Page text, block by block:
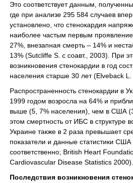
Это соответствует данным,
где при анализе 295 584 случаев
установлено, что стенокардия
наиболее частым первым
27%, внезапная смерть – 14% и
13% (Sutcliffe S. с соавт., 2003). При
возникновения стенокардии в год
населения старше 30 лет (Elveback L.
Распространенность стенокардии в
1999 годом возросла на 64% и
выше (5, 7% населения), чем в США
этом смертность от ИБС в структуре
Украине также в 2 раза превышает
показатели и данные статистики
соответственно; British Heart
Cardiovascular Disease Statistics 2000).
Последствия возникновения